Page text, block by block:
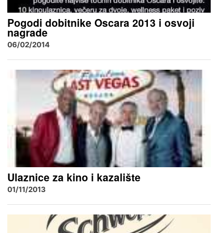
Pogodi dobitnike Oscara 2013 i osvoji
nagrade
06/02/2014
Ulaznice za kino i kazalište
01/11/2013